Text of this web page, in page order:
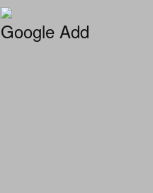
Google Add